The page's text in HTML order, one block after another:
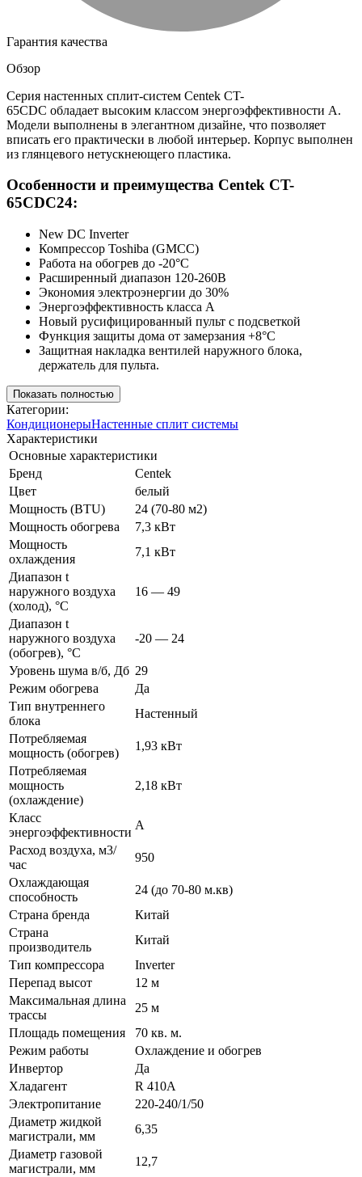
Гарантия качества
Обзор
Серия настенных сплит-систем Centek CT-
65CDC обладает высоким классом энергоэффективности A.
Модели выполнены в элегантном дизайне, что позволяет
вписать его практически в любой интерьер. Корпус выполнен
из глянцевого нетускнеющего пластика.
Особенности и преимущества Centek CT-
65CDC24:
New DC Inverter
Компрессор Toshiba (GMCC)
Работа на обогрев до -20°C
Расширенный диапазон 120-260В
Экономия электроэнергии до 30%
Энергоэффективность класса А
Новый русифицированный пульт с подсветкой
Функция защиты дома от замерзания +8°С
Защитная накладка вентилей наружного блока,
держатель для пульта.
Показать полностью
Категории:
КондиционерыНастенные сплит системы
Характеристики
Основные характеристики
Бренд
Centek
Цвет
белый
Мощность (BTU)
24 (70-80 м2)
Мощность обогрева
7,3 кВт
Мощность
охлаждения
7,1 кВт
Диапазон t
наружного воздуха
(холод), °C
16 — 49
Диапазон t
наружного воздуха
(обогрев), °C
-20 — 24
Уровень шума в/б, Дб 29
Режим обогрева
Да
Тип внутреннего
блока
Настенный
Потребляемая
мощность (обогрев)
1,93 кВт
Потребляемая
мощность
(охлаждение)
2,18 кВт
Класс
энергоэффективности
A
Расход воздуха, м3/
час
950
Охлаждающая
способность
24 (до 70-80 м.кв)
Страна бренда
Китай
Страна
производитель
Китай
Тип компрессора
Inverter
Перепад высот
12 м
Максимальная длина
трассы
25 м
Площадь помещения
70 кв. м.
Режим работы
Охлаждение и обогрев
Инвертор
Да
Хладагент
R 410A
Электропитание
220-240/1/50
Диаметр жидкой
магистрали, мм
6,35
Диаметр газовой
магистрали, мм
12,7